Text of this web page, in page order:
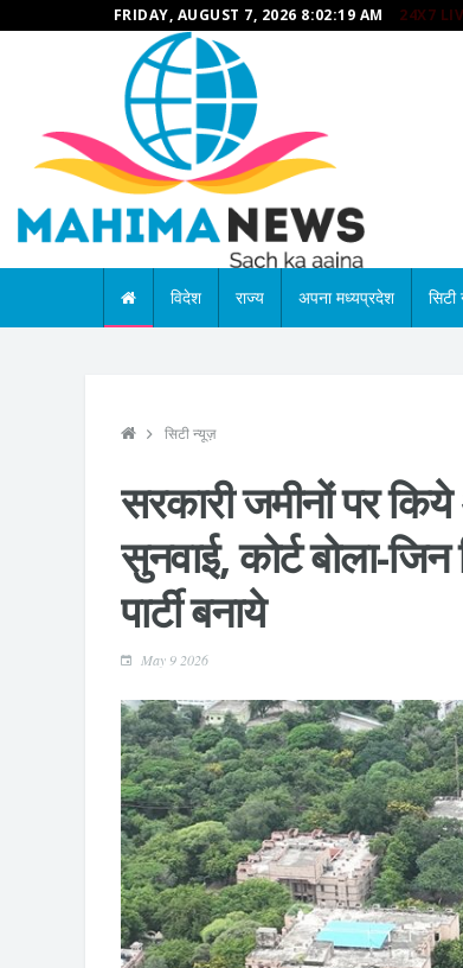
FRIDAY, AUGUST 7, 2026 8:02:20 AM 24X7
विदेश राज्य अपना मध्यप्रदेश
सिटी न्यूज़
सरकारी जमीनों पर
सुनवाई, कोर्ट बोला-
पार्टी बनाये
May 9 2026